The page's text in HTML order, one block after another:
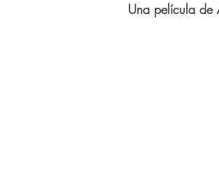
Una película de